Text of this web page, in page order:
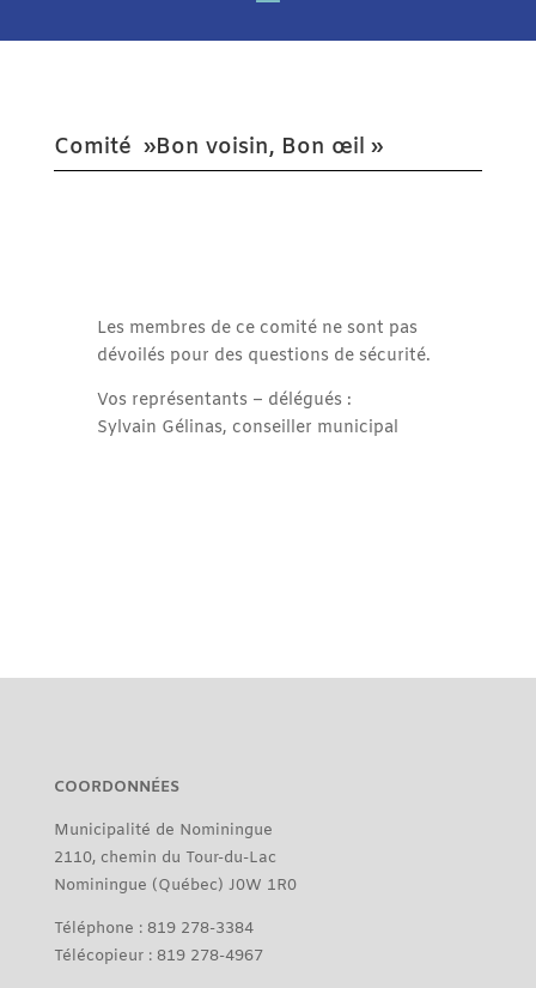
Comité »Bon voisin, Bon œil »
Les membres de ce comité ne sont pas
dévoilés pour des questions de sécurité.
Vos représentants – délégués :
Sylvain Gélinas, conseiller municipal
COORDONNÉES
Municipalité de Nominingue
2110, chemin du Tour-du-Lac
Nominingue (Québec) J0W 1R0
Téléphone : 819 278-3384
Télécopieur : 819 278-4967